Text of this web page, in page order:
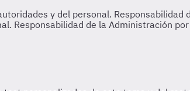
y del personal.
Responsabilidad de la Administración